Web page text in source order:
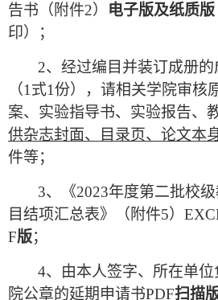
告书（附件2） 电子版及纸质版
印）；
2、经过编目并装订成册
（1 式1份），请相关学院审核
案、实验指导书、实验报告、
供杂志封面、目录页、论文本身
件等；
3、《2023年度第二批校
目结项汇总表》（附件5）
F版；
4、由本人签字、所在单
院公章的延期申请书PDF扫描